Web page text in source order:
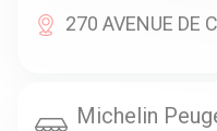
270 AVENUE DE
Michelin